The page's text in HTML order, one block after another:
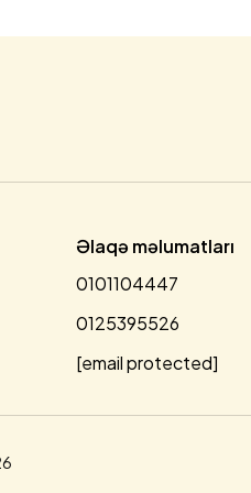
dövlətinin əsasını Səfəvi
onun doğru olduğunu
yer aldığı kimi müasir
dövləti isə Cəfəri
Əlaqə məlumatları
0101104447
0125395526
[email protected]